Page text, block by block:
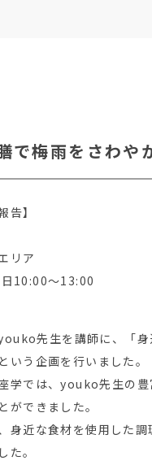
で梅雨をさわや
告】
リア
10:00～13:00
先生を講師に、「
いう企画を行いました。
学では、youko先生の豊
ができました。
身近な食材を使用した調
た。